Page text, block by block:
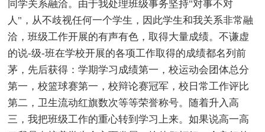
同学关系融洽。由于我处理班级事务坚持"对事不对
人"，从不歧视任何一个学生，因此学生和我关系非常融
洽，班级工作开展的有声有色，取得大量成绩。不谦虚
的说-级-班在学校开展的各项工作取得的成绩都名列前
茅，先后获得：学期学习成绩第一，校运动会团体总分
第一，校篮球赛第一，校辩论赛冠军，校日常工作评比
第二，卫生流动红旗数次等等荣誉称号。随着升入高
三，我把班级工作的重心转到学习上来。如果说高一高